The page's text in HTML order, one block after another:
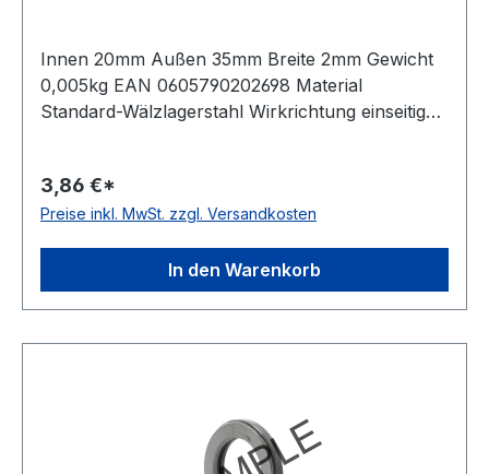
Innen 20mm Außen 35mm Breite 2mm Gewicht
0,005kg EAN 0605790202698 Material
Standard-Wälzlagerstahl Wirkrichtung einseitig
+120 °C
3,86 €*
Preise inkl. MwSt. zzgl. Versandkosten
In den Warenkorb